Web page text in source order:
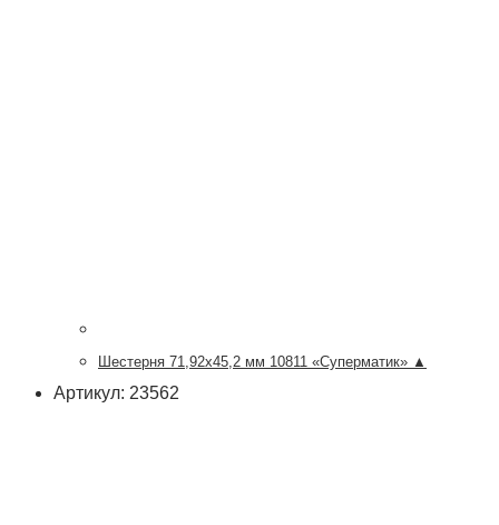
Шестерня 71,92х45,2 мм 10811 «Суперматик» ▲
Артикул: 23562